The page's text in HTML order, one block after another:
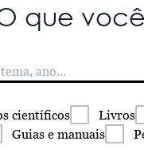
que
científicos Livros
Guias e manuais